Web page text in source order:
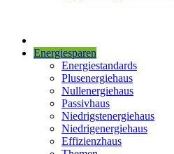
Energiesparen
Energiestandards
Plusenergiehaus
Nullenergiehaus
Passivhaus
Niedrigstenergiehaus
Niedrigenergiehaus
Effizienzhaus